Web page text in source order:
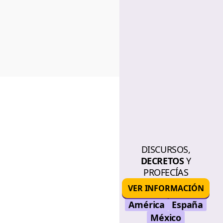
DISCURSOS,
DECRETOSY
PROFECÍAS
VER INFORMACIÓN
América
España
México